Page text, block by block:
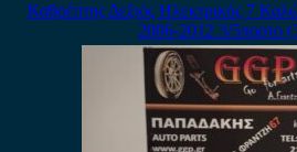
Καθρέπτης Δεξιός Ηλεκτρικός 7
2006-2012 3/5πορτο